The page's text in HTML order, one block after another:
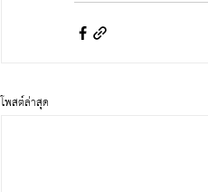
โพสต์ล่าสุด